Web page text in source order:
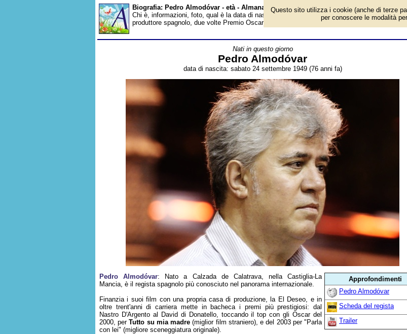
Biografia: Pedro Almodóvar - età - Almanacco
Chi è, informazioni, foto, qual è la data di nascita, età, dove è nato, cosa ha fatto Pedro
produttore spagnolo, due volte Premio Oscar. Breve biografia. Voce dell'Almanacco.
Nati in questo giorno
Pedro Almodóvar
data di nascita: sabato 24 settembre 1949 (76 anni fa)
Approfondimenti
Pedro Almodóvar
Scheda del regista
Trailer
Pedro Almodóvar: Nato a Calzada de Calatrava, nella Castiglia-La
Mancia, è il regista spagnolo più conosciuto nel panorama internazionale.
Finanzia i suoi film con una propria casa di produzione, la El Deseo, e in
oltre trent'anni di carriera mette in bacheca i premi più prestigiosi: dal
Nastro D'Argento al David di Donatello, toccando il top con gli Oscar del
2000, perTutto su mia madre (miglior film straniero), e del 2003 per "Parla
con lei" (migliore sceneggiatura originale).
Questo sito utilizza i cookie (anche di terze
per conoscere le modalità